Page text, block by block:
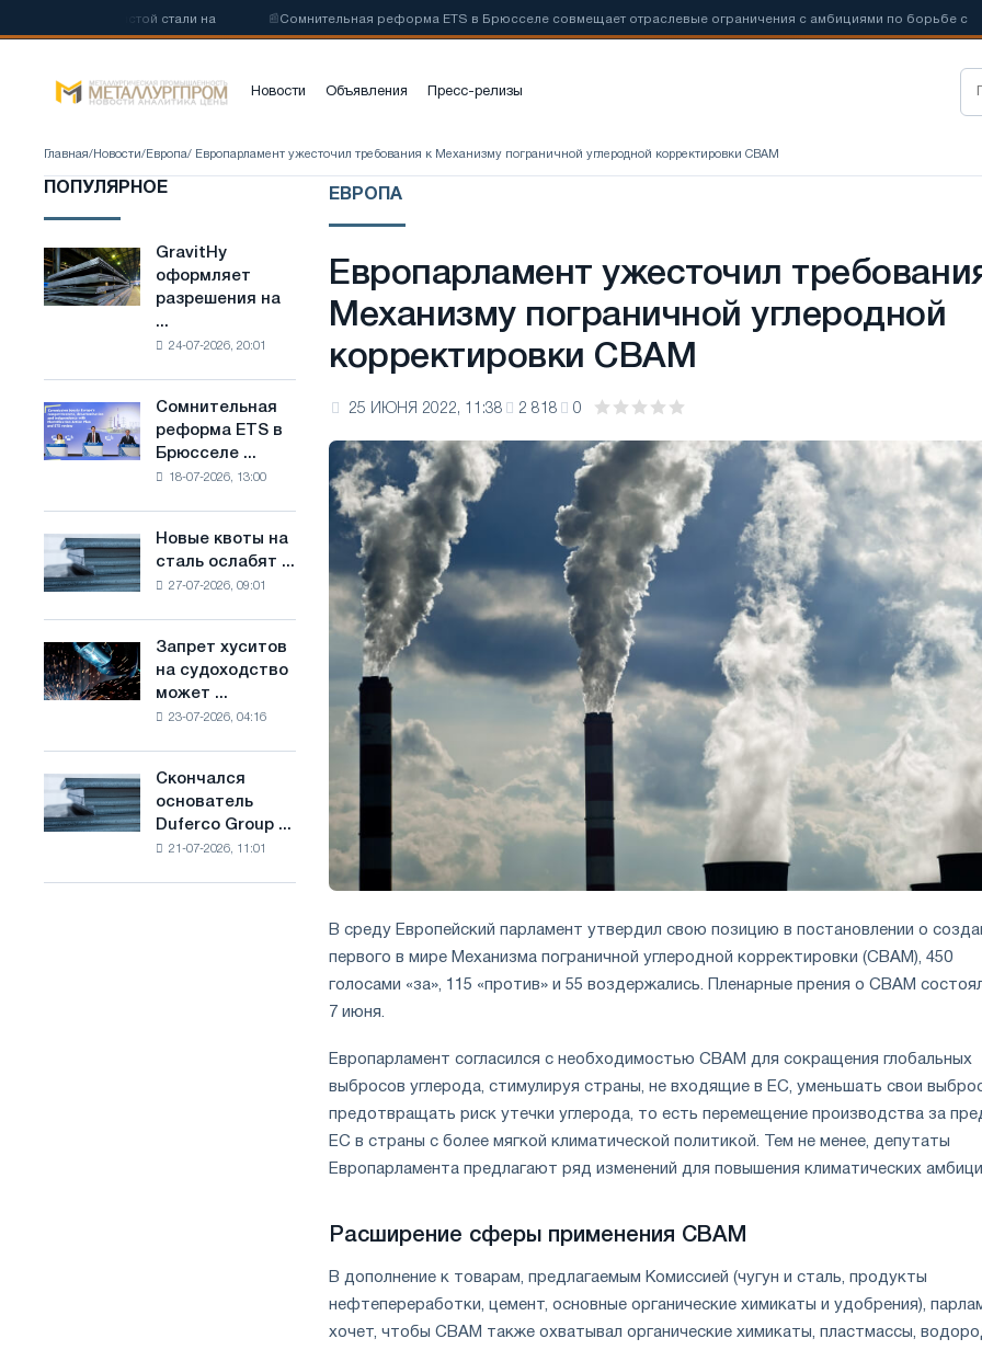
стали на 📰Сомнительная реформа ETS в Брюсселе совмещает отраслевые ограничения с амбициями по борьбе с 📰
Новости Объявления Пресс-релизы
Главная/ Новости/ Европа/ Европарламент ужесточил требования к Механизму пограничной углеродной корректировки CBAM
ПОПУЛЯРНОЕ
GravitHy
оформляет
разрешения
строительство
производству
низкоуглеродистой
основе
водорода
Франции
GravitHy
оформляет
разрешения на
...
24-07-2026, 20:01
Сомнительная
реформа
ETS
отраслевые
ограничения
амбициями
по
борьбе
с
Сомнительная
реформа ETS в
Брюсселе ...
18-07-2026, 13:00
Новые
квоты
на
конкуренцию
в
Новые квоты на
сталь ослабят ...
27-07-2026, 09:01
Запрет
хуситов
на
импорт
Саудовской
Запрет хуситов
на судоходство
может ...
23-07-2026, 04:16
Скончался
основатель
Duferco
Скончался
основатель
Duferco Group ...
21-07-2026, 11:01
ЕВРОПА
Европарламент ужесточил
Механизму пограничной углеродной
корректировки CBAM
25 ИЮНЯ 2022, 11:38 2 818 0
В среду Европейский парламент утвердил свою позицию в постановлении о
первого в мире Механизма пограничной углеродной корректировки (CBAM), 450
голосами «за», 115 «против» и 55 воздержались. Пленарные прения о CBAM
7 июня.
Европарламент согласился с необходимостью CBAM для сокращения глобальных
выбросов углерода, стимулируя страны, не входящие в ЕС, уменьшать свои
предотвращать риск утечки углерода, то есть перемещение производства за
ЕС в страны с более мягкой климатической политикой. Тем не менее, депутаты
Европарламента предлагают ряд изменений для повышения климатических
Расширение сферы применения CBAM
В дополнение к товарам, предлагаемым Комиссией (чугун и сталь, продукты
нефтепереработки, цемент, основные органические химикаты и удобрения),
хочет, чтобы CBAM также охватывал органические химикаты, пластмассы,